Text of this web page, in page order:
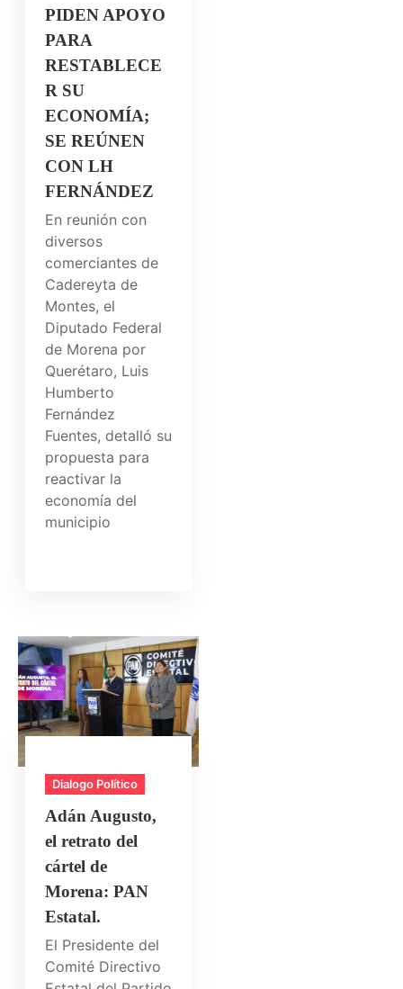
PIDEN APOYO
PARA
RESTABLECE
R SU
ECONOMÍA;
SE REÚNEN
CON LH
FERNÁNDEZ
En reunión con
diversos
comerciantes de
Cadereyta de
Montes, el
Diputado Federal
de Morena por
Querétaro, Luis
Humberto
Fernández
Fuentes, detalló su
propuesta para
reactivar la
economía del
municipio
Dialogo Político
Adán Augusto,
el retrato del
cártel de
Morena: PAN
Estatal.
El Presidente del
Comité Directivo